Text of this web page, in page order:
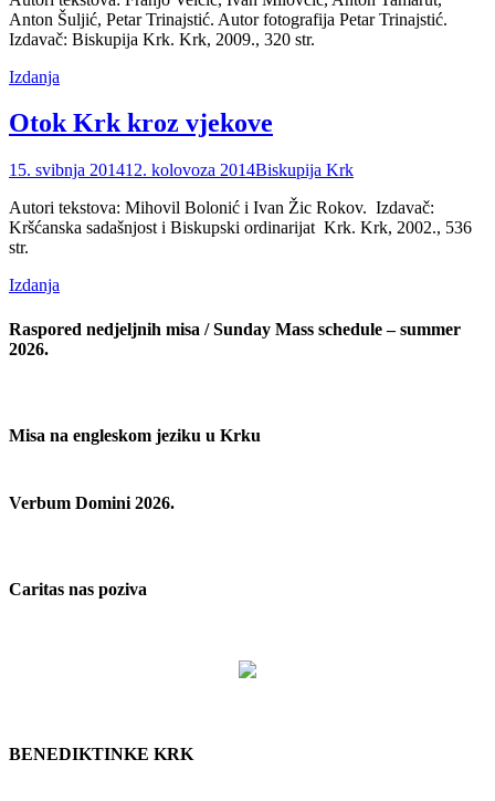
Anton Šuljić, Petar Trinajstić. Autor fotografija Petar Trinajstić.
Izdavač: Biskupija Krk. Krk, 2009., 320 str.
Categories
Izdanja
Otok Krk kroz vjekove
Posted
15. svibnja 201412. kolovoza 2014Author
Biskupija Krk
Autori tekstova: Mihovil Bolonić i Ivan Žic Rokov. Izdavač:
Kršćanska sadašnjost i Biskupski ordinarijat Krk. Krk, 2002., 536
str.
Categories
Izdanja
Raspored nedjeljnih misa / Sunday Mass schedule – summer
2026.
Misa na engleskom jeziku u Krku
Verbum Domini 2026.
Caritas nas poziva
BENEDIKTINKE KRK